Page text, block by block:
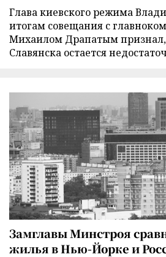
Глава киевского режима
итогам совещания с
Михаилом Драпатым признал,
Славянска остается
Замглавы Минстроя
жилья в Нью-Йорке и